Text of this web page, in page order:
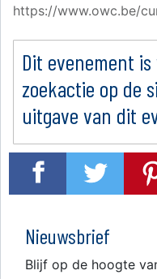
https://www.owc.be/
Dit evenement
zoekactie op de
uitgave van dit
Nieuwsbrief
Blijf op de hoogte